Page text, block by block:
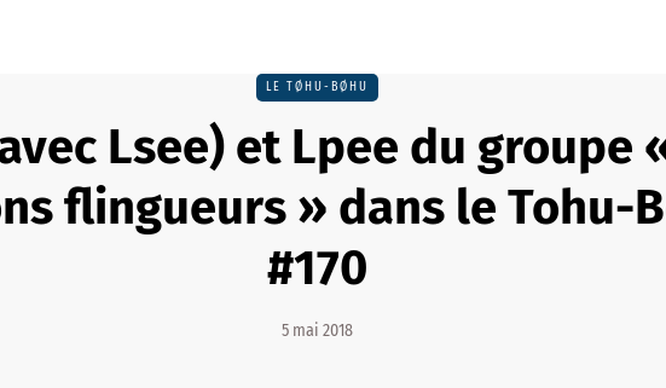
LE TØHU-BØHU
Lsee) et Lpee du groupe
flingueurs » dans le Tohu-
#170
5 mai 2018